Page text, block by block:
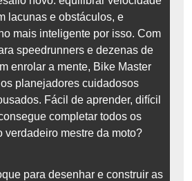
lacunas e obstáculos, e
mais inteligente por isso. Com
speedrunners e dezenas de
enrolar a mente, Bike Master
planejadores cuidadosos
Fácil de aprender, difícil
completar todos os
verdadeiro mestre da moto?
para desenhar e construir as